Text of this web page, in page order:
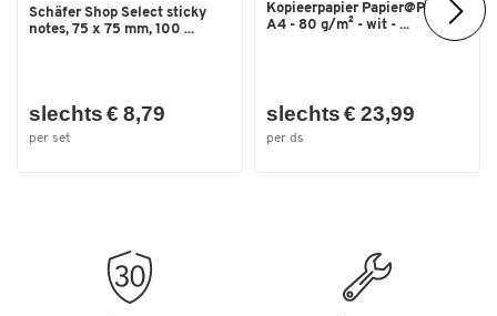
Schäfer Shop Select sticky
notes, 75 x 75 mm, 100 ...
slechts € 8,79
per set
Kopieerpapier Papier@Print -
A4 - 80 g/m² - wit - ...
slechts € 23,99
per ds